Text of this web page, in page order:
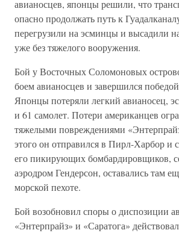
авианосцев, японцы решили, что
опасно продолжать путь к
перегрузили на эсминцы и высадили
уже без тяжелого вооружения.
Бой у Восточных Соломоновых
боем авианосцев и завершился
Японцы потеряли легкий авианосец,
и 61 самолет. Потери американцев
тяжелыми повреждениями
этого он отправился в Пирл-Харбор и
его пикирующих бомбардировщиков,
аэродром Гендерсон, оставались там
морской пехоте.
Бой возобновил споры о диспозиции
«Энтерпрайз» и «Саратога»